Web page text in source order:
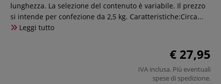
lunghezza. La selezione del contenuto è variabile. Il prezzo
si intende per confezione da 2,5 kg. Caratteristiche:Circa...
Leggi tutto
€ 27,95
IVA inclusa. Più eventuali
spese di spedizione.